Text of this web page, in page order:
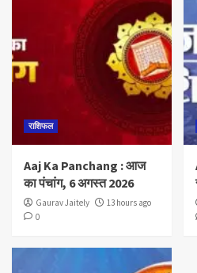
राशिफल
Aaj Ka Panchang : आज
का पंचांग, 6 अगस्त 2026
Gaurav Jaitely
13 hours ago
0